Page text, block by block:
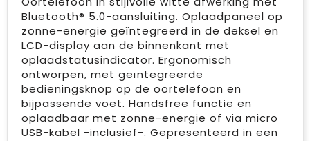
Bluetooth® 5.0-aansluiting. Oplaadpaneel op
zonne-energie geïntegreerd in de deksel en
LCD-display aan de binnenkant met
oplaadstatusindicator. Ergonomisch
ontworpen, met geïntegreerde
bedieningsknop op de oortelefoon en
bijpassende voet. Handsfree functie en
oplaadbaar met zonne-energie of via micro
USB-kabel -inclusief-. Gepresenteerd in een